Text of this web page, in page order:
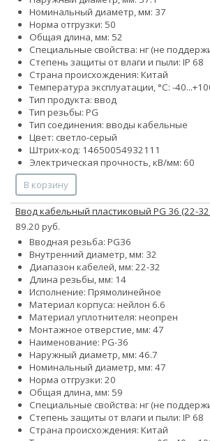
Номинальный диаметр, мм: 37
Норма отгрузки: 50
Общая длина, мм: 52
Специальные свойства: нг (не
Степень защиты от влаги и пыли: IP 68
Страна происхождения: Китай
Температура эксплуатации, °С: -
Тип продукта: ввод
Тип резьбы: PG
Тип соединения: вводы кабельные
Цвет: светло-серый
Штрих-код: 14650054932111
Электрическая прочность, кВ/мм: 60
В корзину
Ввод кабельный пластиковый PG 36 (22-
89.20 руб.
Вводная резьба: PG36
Внутренний диаметр, мм: 32
Диапазон кабелей, мм: 22-32
Длина резьбы, мм: 14
Исполнение: Прямолинейное
Материал корпуса: нейлон 6.6
Материал уплотнителя: неопрен
Монтажное отверстие, мм: 47
Наименование: PG-36
Наружный диаметр, мм: 46.7
Номинальный диаметр, мм: 47
Норма отгрузки: 20
Общая длина, мм: 59
Специальные свойства: нг (не
Степень защиты от влаги и пыли: IP 68
Страна происхождения: Китай